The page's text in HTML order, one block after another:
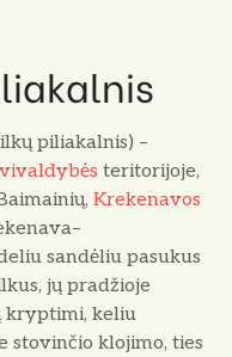
piliakalnis) –
teritorijoje,
Krekenavos
sandėliu pasukus
jų pradžioje
kryptimi, keliu
stovinčio klojimo, ties